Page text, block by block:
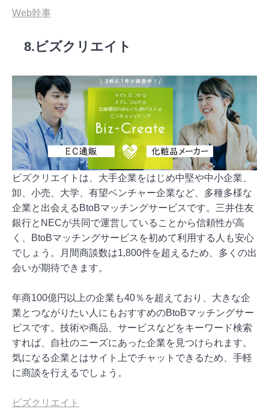
Web幹事
8.ビズクリエイト
ビズクリエイトは、大手企業をはじめ中堅や中小企業、
卸、小売、大学、有望ベンチャー企業など、多種多様な
企業と出会えるBtoBマッチングサービスです。三井住友
銀行とNECが共同で運営していることから信頼性が高
く、BtoBマッチングサービスを初めて利用する人も安心
でしょう。月間商談数は1,800件を超えるため、多くの出
会いが期待できます。
年商100億円以上の企業も40％を超えており、大きな企
業とつながりたい人にもおすすめのBtoBマッチングサー
ビスです。技術や商品、サービスなどをキーワード検索
すれば、自社のニーズにあった企業を見つけられます。
気になる企業とはサイト上でチャットできるため、手軽
に商談を行えるでしょう。
ビズクリエイト